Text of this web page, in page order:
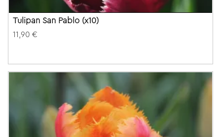
Tulipan San Pablo (x10)
11,90 €